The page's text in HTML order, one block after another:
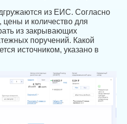
из ЕИС. Согласно
и количество для
из закрывающих
поручений. Какой
источником, указано в